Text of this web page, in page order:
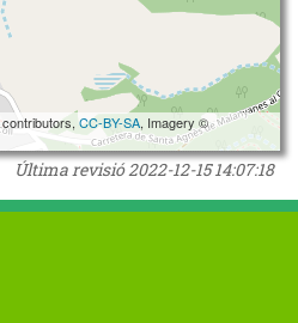
contributors, CC-BY-SA, Imagery ©
Última revisió2022-12-15 14:07:18